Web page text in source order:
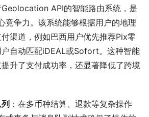
API的智能路由系统，是
竞争力。该系统能够根据用户的地理
渠道，例如巴西用户优先推荐Pix零
自动匹配iDEAL或Sofort。这种智能
升了支付成功率，还显著降低了跨境
：在多币种结算、退款等复杂操作